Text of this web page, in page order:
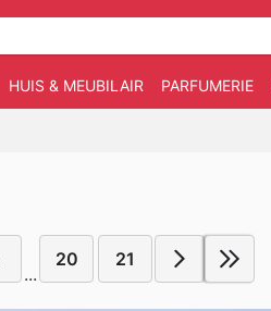
HUIS & MEUBILAIR PARFUMERIE
...
20 21